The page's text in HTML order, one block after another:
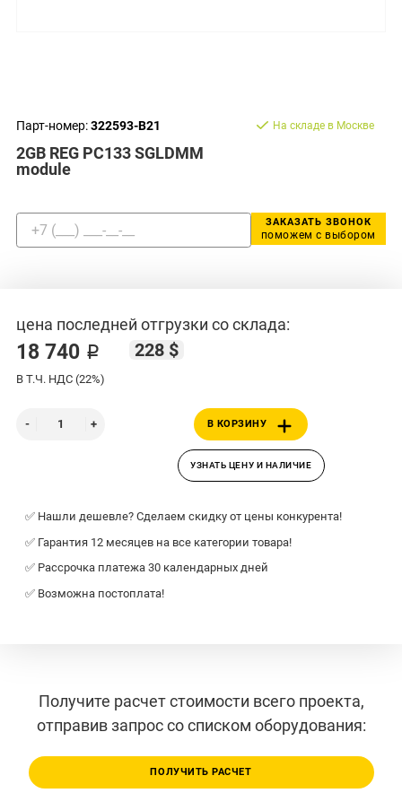
Парт-номер:322593-B21
2GB REG PC133 SGLDMM
module
На складе в Москве
ЗАКАЗАТЬ ЗВОНОК
поможем с выбором
цена последней отгрузки со склада:
18 740 ₽ 228 $
В Т.Ч. НДС (22%)
В КОРЗИНУ
УЗНАТЬ ЦЕНУ И НАЛИЧИЕ
✅ Нашли дешевле? Сделаем скидку от цены конкурента!
✅ Гарантия 12 месяцев на все категории товара!
✅ Рассрочка платежа 30 календарных дней
✅ Возможна постоплата!
Получите расчет стоимости всего проекта,
отправив запрос со списком оборудования:
ПОЛУЧИТЬ РАСЧЕТ